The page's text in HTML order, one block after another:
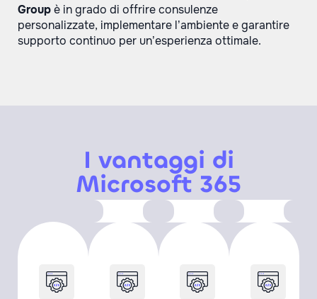
Groupè in grado di offrire consulenze
personalizzate, implementare l’ambiente e garantire
supporto continuo per un’esperienza ottimale.
I vantaggi di
Microsoft 365